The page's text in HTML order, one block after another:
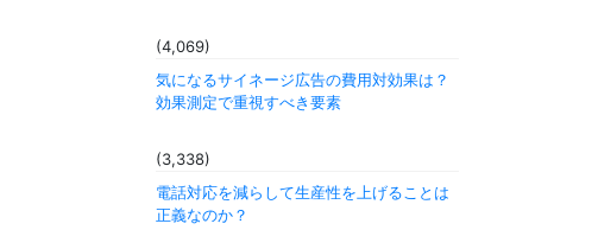
(4,069)
気になるサイネージ広告の費用対効果は？
効果測定で重視すべき要素
(3,338)
電話対応を減らして生産性を上げることは
正義なのか？